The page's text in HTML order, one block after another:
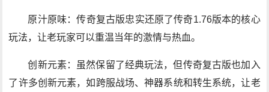
原汁原味：传奇复古版忠实还原了传奇1.76版本的核心
玩法，让老玩家可以重温当年的激情与热血。
创新元素：虽然保留了经典玩法，但传奇复古版也加入
了许多创新元素，如跨服战场、神器系统和转生系统，让老